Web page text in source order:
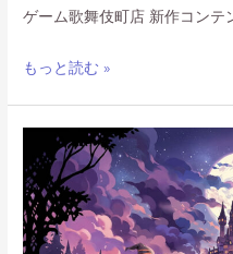
ゲーム歌舞伎町店 新作コンテ
イ
ブ
脱
出
もっと読む »